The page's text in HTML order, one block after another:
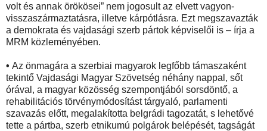
volt és annak örökösei” nem jogosult az elvett vagyon-
visszaszármaztatásra, illetve kárpótlásra. Ezt megszavazták
a demokrata és vajdasági szerb pártok képviselői is – írja a
MRM közleményében.
• Az önmagára a szerbiai magyarok legfőbb támaszaként
tekintő Vajdasági Magyar Szövetség néhány nappal, sőt
órával, a magyar közösség szempontjából sorsdöntő, a
rehabilitációs törvénymódosítást tárgyaló, parlamenti
szavazás előtt, megalakította belgrádi tagozatát, s lehetővé
tette a pártba, szerb etnikumú polgárok belépését, tagságát